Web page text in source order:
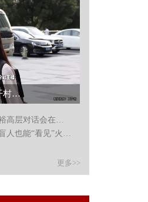
评百强佳作...
【2023职业教育与共同富裕高层对话会在浙江永康开幕】
【暖心！闭幕式舞台上的盲人也能“看见”火炬熄灭】
更多>>